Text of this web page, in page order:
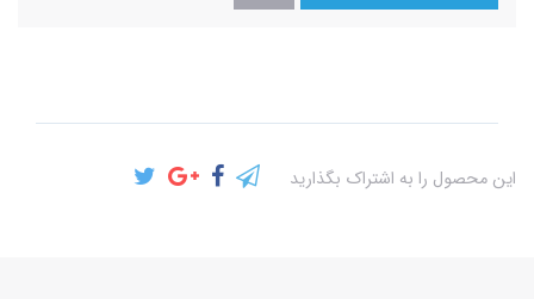
این محصول را به اشتراک بگذارید